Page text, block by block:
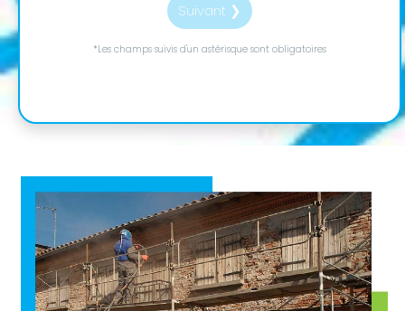
Suivant ❯
*Les champs suivis d'un astérisque sont obligatoires